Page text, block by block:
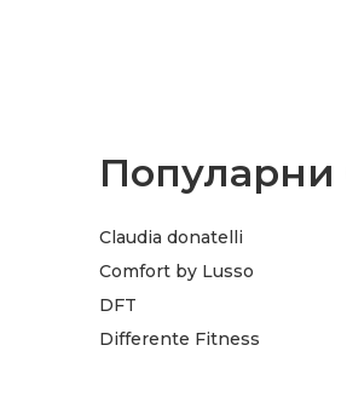
Популарни
Claudia donatelli
Comfort by Lusso
DFT
Differente Fitness